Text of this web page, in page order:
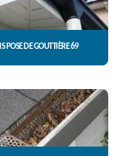
POSE DE GOUTTIÈRE 69